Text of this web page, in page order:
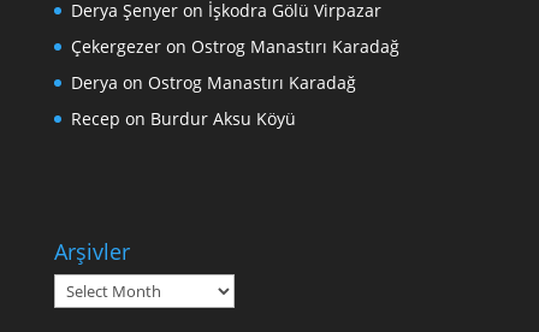
Derya Şenyeron İşkodra Gölü Virpazar
Çekergezeron Ostrog Manastırı Karadağ
Derya on Ostrog Manastırı Karadağ
Recep on Burdur Aksu Köyü
Arşivler
Arşivler